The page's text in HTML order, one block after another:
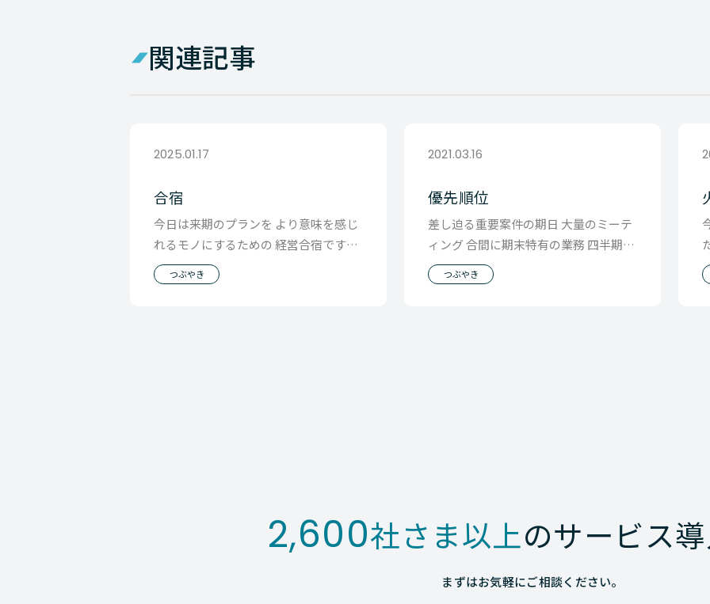
関連記事
2025.01.17
合宿
今日は来期のプランを より意味を感じ
れるモノにするための 経営合宿です。
go to 長野！
つぶやき
2021.03.16
優先順位
差し迫る重要案件の期日 大量のミーテ
ィング 合間に期末特有の業務 四半期が
落ち着いて「ふーーーーっ」と息をつ
いたのも束の
つぶやき
2,600社さま以上のサービス
まずはお気軽にご相談ください。